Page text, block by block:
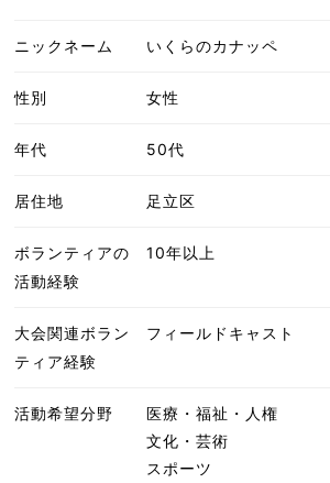
ニックネーム いくらのカナッペ
性別 女性
年代 50代
居住地 足立区
ボランティアの
活動経験
10年以上
大会関連ボラン
ティア経験
フィールドキャスト
活動希望分野
医療・福祉・人権
文化・芸術
スポーツ